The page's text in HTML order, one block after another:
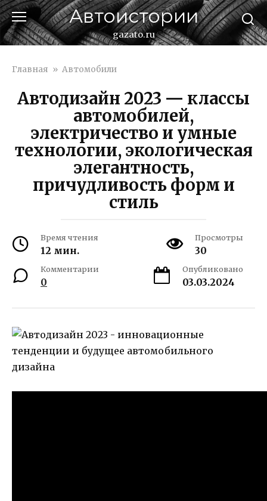
Перейти
к
контенту
Автоистории
gazato.ru
Главная » Автомобили
Автодизайн 2023 — классы
автомобилей,
электричество и умные
технологии, экологическая
элегантность,
причудливость форм и
стиль
Время чтения
12 мин.
Просмотры
30
Комментарии
0
Опубликовано
03.03.2024